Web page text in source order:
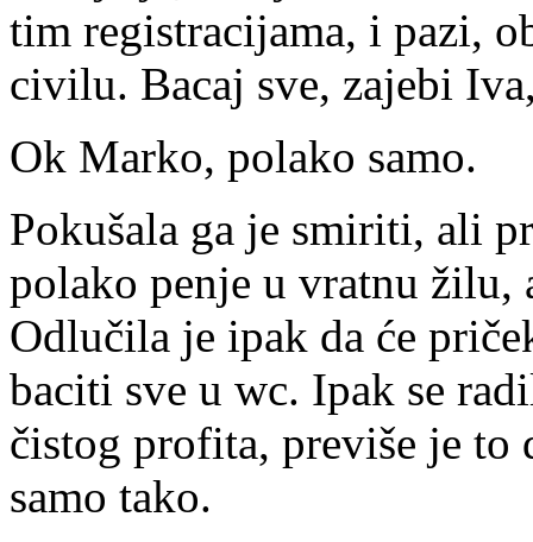
tim registracijama, i pazi,
civilu. Bacaj sve, zajebi
Ok Marko, polako samo.
Pokušala ga je smiriti, ali
polako penje u vratnu
Odlučila je ipak da će
baciti sve u wc. Ipak se
čistog profita, previše je to
samo tako.